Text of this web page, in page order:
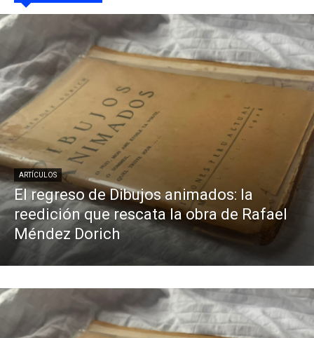
ARTÍCULOS
El regreso de Dibujos animados: la
reedición que rescata la obra de Rafael
Méndez Dorich